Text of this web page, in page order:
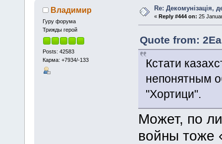
Владимир
Гуру форума
Трижды герой
Posts: 42583
Карма: +7934/-133
Re: Декомунізація,
« Reply #444 on: 25
Quote from:
Кстати
непонятным
"Хортици".
Может, по
войны тоже